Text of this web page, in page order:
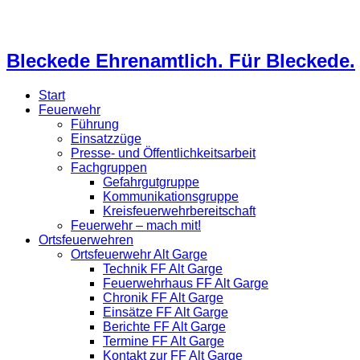
Bleckede Ehrenamtlich. Für Bleckede.
Start
Feuerwehr
Führung
Einsatzzüge
Presse- und Öffentlichkeitsarbeit
Fachgruppen
Gefahrgutgruppe
Kommunikationsgruppe
Kreisfeuerwehrbereitschaft
Feuerwehr – mach mit!
Ortsfeuerwehren
Ortsfeuerwehr Alt Garge
Technik FF Alt Garge
Feuerwehrhaus FF Alt Garge
Chronik FF Alt Garge
Einsätze FF Alt Garge
Berichte FF Alt Garge
Termine FF Alt Garge
Kontakt zur FF Alt Garge